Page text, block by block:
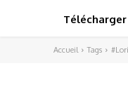
Télécharger
Accueil Tags